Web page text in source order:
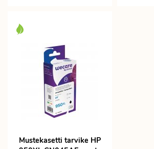
Mustekasetti tarvike HP